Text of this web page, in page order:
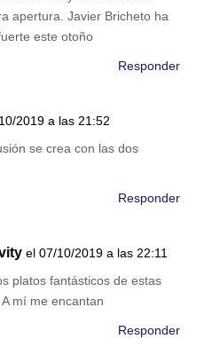
apertura. Javier Bricheto ha
este otoño
Responder
2019 a las 21:52
se crea con las dos
Responder
el 07/10/2019 a las 22:11
platos fantásticos de estas
mí me encantan
Responder